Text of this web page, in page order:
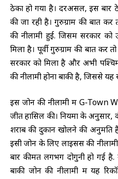
ठेका हो गया है। दरअसल, इस बार
की जा रही है। गुरुग्राम की बात करें
की नीलामी हुई. जिसमें सरकार
मिला है। पूर्वी गुरुग्राम की बात करें
सरकार को मिला है और अभी
की नीलामी होना बाकी है, जिससे
इस जोन की नीलामी में G-Town
जीत हासिल की। नियमों के
शराब की दुकानें खोलने की अनुमति
इसी जोन के लिए लाइसेंस की
बार कीमत लगभग दोगुनी हो गई
बाकी जोन की नीलामी में यह